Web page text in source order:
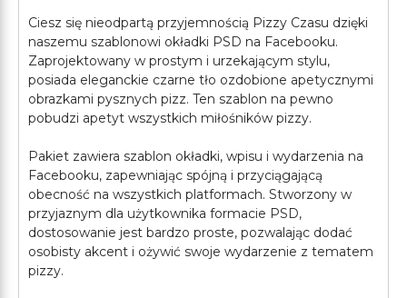
Ciesz się nieodpartą przyjemnością Pizzy Czasu dzięki
naszemu szablonowi okładki PSD na Facebooku.
Zaprojektowany w prostym i urzekającym stylu,
posiada eleganckie czarne tło ozdobione apetycznymi
obrazkami pysznych pizz. Ten szablon na pewno
pobudzi apetyt wszystkich miłośników pizzy.
Pakiet zawiera szablon okładki, wpisu i wydarzenia na
Facebooku, zapewniając spójną i przyciągającą
obecność na wszystkich platformach. Stworzony w
przyjaznym dla użytkownika formacie PSD,
dostosowanie jest bardzo proste, pozwalając dodać
osobisty akcent i ożywić swoje wydarzenie z tematem
pizzy.